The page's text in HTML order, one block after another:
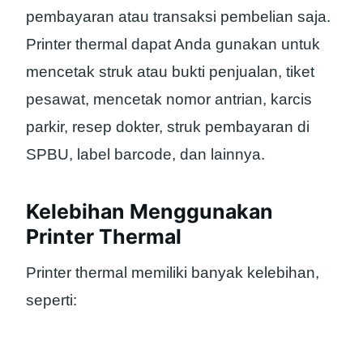
pembayaran atau transaksi pembelian saja.
Printer thermal dapat Anda gunakan untuk
mencetak struk atau bukti penjualan, tiket
pesawat, mencetak nomor antrian, karcis
parkir, resep dokter, struk pembayaran di
SPBU, label barcode, dan lainnya.
Kelebihan Menggunakan
Printer Thermal
Printer thermal memiliki banyak kelebihan,
seperti: